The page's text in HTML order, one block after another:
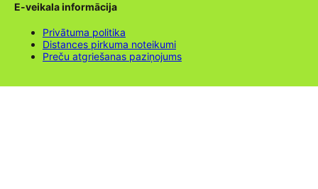
E-veikala informācija
Privātuma politika
Distances pirkuma noteikumi
Preču atgriešanas paziņojums